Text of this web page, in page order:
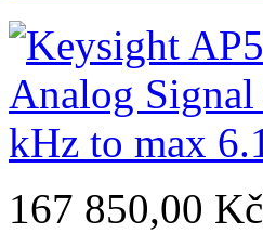
167 850,00 Kč